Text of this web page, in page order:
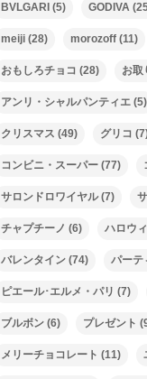
BVLGARI (5) GODIVA
meiji (28) morozoff (11)
おもしろチョコ (28) お取
アンリ・シャルパンティエ (5)
クリスマス (49) グリコ
コンビニ・スーパー (77)
サロンドロワイヤル(7)
チャプチーノ (6) ハロウ
バレンタイン (74) パーテ
ピエール･エルメ・パリ (7)
ブルボン (6) プレゼント
メリーチョコレート (11)